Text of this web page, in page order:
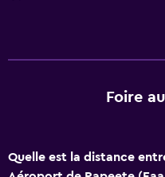
Cuisine
Four
Foire
Quelle est la distance